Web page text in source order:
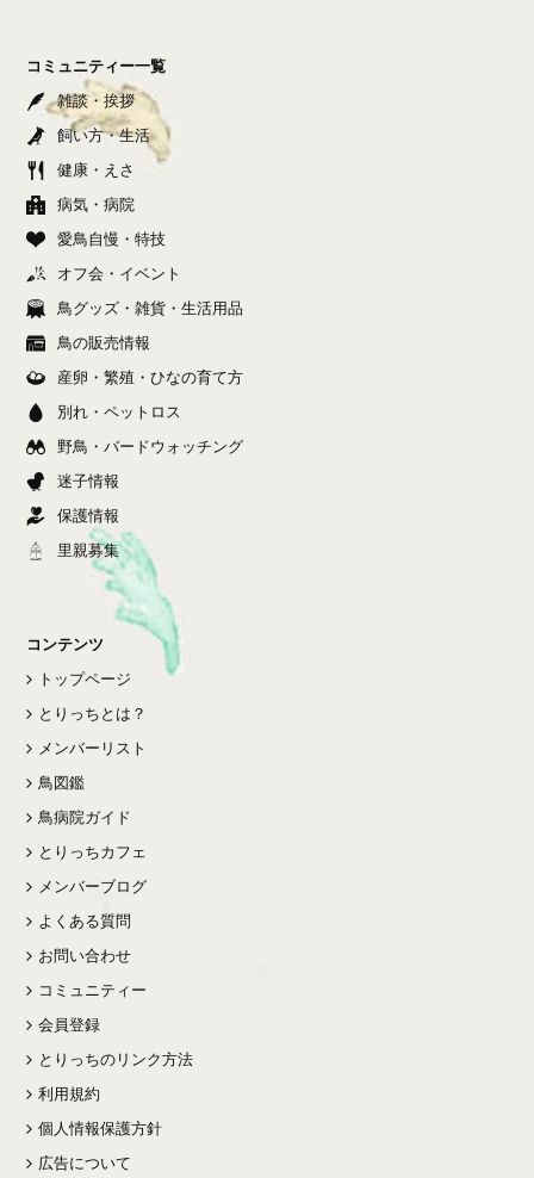
コミュニティー一覧
雑談・挨拶
飼い方・生活
健康・えさ
病気・病院
愛鳥自慢・特技
オフ会・イベント
鳥グッズ・雑貨・生活用品
鳥の販売情報
産卵・繁殖・ひなの育て方
別れ・ペットロス
野鳥・バードウォッチング
迷子情報
保護情報
里親募集
コンテンツ
トップページ
とりっちとは？
メンバーリスト
鳥図鑑
鳥病院ガイド
とりっちカフェ
メンバーブログ
よくある質問
お問い合わせ
コミュニティー
会員登録
とりっちのリンク方法
利用規約
個人情報保護方針
広告について